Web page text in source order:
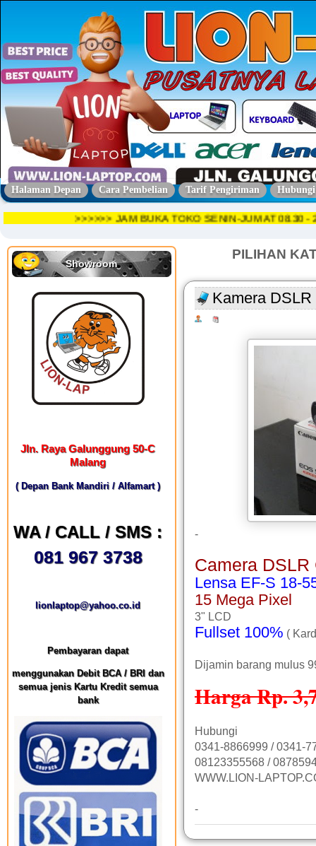
Halaman Depan Cara Pembelian Tarif Pengiriman
>>>>>> JAM BUKA TOKO SENIN-JUMAT
Showroom
Jln. Raya Galunggung 50-C
Malang
( Depan Bank Mandiri / Alfamart )
WA / CALL / SMS :
081 967 3738
lionlaptop@yahoo.co.id
Pembayaran dapat
menggunakan Debit BCA / BRI dan
semua jenis Kartu Kredit semua
bank
PILIHAN
Kamera
-
Camera DSLR
Lensa EF-S 18-
15 Mega Pixel
3" LCD
Fullset 100% (
Dijamin barang mulus
Harga Rp.
Hubungi
0341-8866999 / 0341-
08123355568 /
WWW.LION-
-